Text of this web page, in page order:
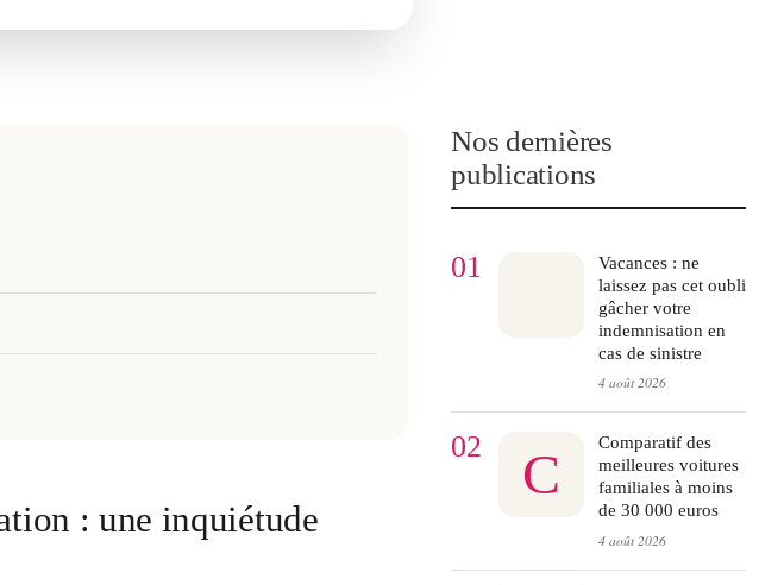
: une inquiétude
Nos dernières
publications
01
Vacances : ne
laissez pas cet oubli
gâcher votre
indemnisation en
cas de sinistre
4 août 2026
02 C
Comparatif des
meilleures voitures
familiales à moins
de 30 000 euros
4 août 2026